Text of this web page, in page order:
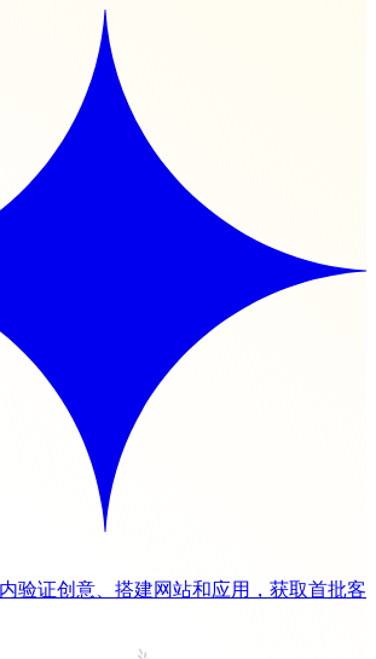
验证创意、搭建网站和应用，获取首批客